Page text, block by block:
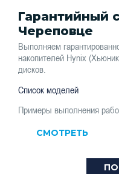
Гарантийный
Череповце
Выполняем
накопителей Hynix
дисков.
Список моделей
Примеры выполнения
СМОТРЕТЬ